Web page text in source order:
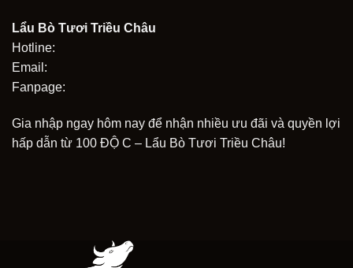
Lẩu Bò Tươi Triều Châu
Hotline:
Email:
Fanpage:
Gia nhập ngay hôm nay để nhận nhiều ưu đãi và quyền lợi
hấp dẫn từ 100 ĐỘ C – Lẩu Bò Tươi Triều Châu!